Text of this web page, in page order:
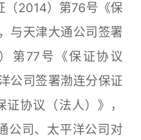
（2014）第76号《保
与天津大通公司签署
第77号《保证协议
公司签署渤连分保证
证协议（法人）》，
公司、太平洋公司对